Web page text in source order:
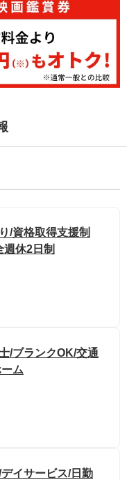
/資格取得支援制
週休2日制
/ブランクOK/交通
ム
イサービス/日勤